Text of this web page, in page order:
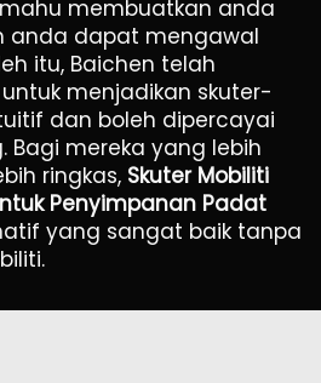
membuatkan anda
anda dapat mengawal
itu, Baichen telah
menjadikan skuter-
dan boleh dipercayai
Bagi mereka yang lebih
ringkas, Skuter Mobiliti
Penyimpanan Padat
yang sangat baik tanpa